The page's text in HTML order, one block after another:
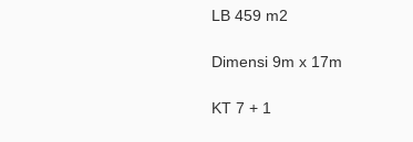
LB 459 m2
Dimensi 9m x 17m
KT 7 + 1